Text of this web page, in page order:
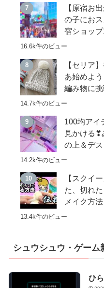
【原宿お
の子にお
宿ショッ
16.6k件のビュー
【セリア
あ始めよ
編み物に
14.7k件のビュー
100均アイ
見かける❣
の上＆デス
14.2k件のビュー
【スクイ
た、切れ
メイク方法
13.4k件のビュー
シュウシュウ・ゲーム
ひ